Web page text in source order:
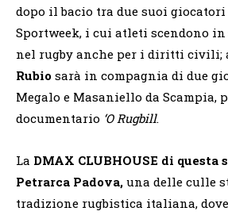
dopo il bacio tra due suoi
Sportweek, i cui atleti scendono
nel rugby anche per i diritti civili;
Rubio sarà in compagnia di due
Megalo e Masaniello da Scampia,
documentario ‘O Rugbill.
La DMAX CLUBHOUSE di questa
Petrarca Padova, una delle culle
tradizione rugbistica italiana,